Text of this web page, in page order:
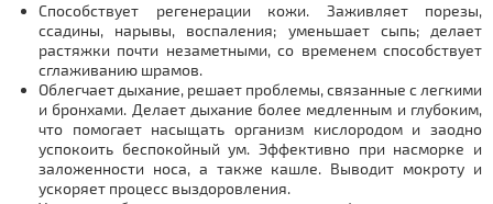
Способствует регенерации кожи. Заживляет порезы,
ссадины, нарывы, воспаления; уменьшает сыпь; делает
растяжки почти незаметными, со временем способствует
сглаживанию шрамов.
Облегчает дыхание, решает проблемы, связанные с легкими
и бронхами. Делает дыхание более медленным и глубоким,
что помогает насыщать организм кислородом и заодно
успокоить беспокойный ум. Эффективно при насморке и
заложенности носа, а также кашле. Выводит мокроту и
ускоряет процесс выздоровления.